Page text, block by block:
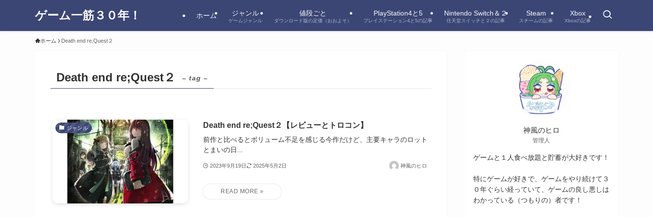
ゲーム一筋３０年！ ホーム ジャンル
ゲームジャンル
値段ごと
ダウンロード版の定価（おおよそ）
PlayStation4と5
プレイステーション4と5の記事
Nintendo Switch＆２
任天堂スイッチと２の記事
Steam
スチームの記事
Xbox
Xboxの記事
ホーム Death end re;Quest２
Death end re;Quest２ – tag –
ジャンル Death end re;Quest２【レビューとトロコン】
前作と比べるとボリューム不足を感じる今作だけど、主要キャラのロット
とまいの日...
2023年9月19日 2025年5月2日 神風のヒロ
神風のヒロ
管理人
ゲームと１人食べ放題と貯蓄が大好きです！
特にゲームが好きで、ゲームをやり続けて３
０年ぐらい経っていて、ゲームの良し悪しは
わかっている（つもりの）者です！